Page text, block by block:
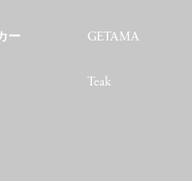
ー GETAMA
Teak